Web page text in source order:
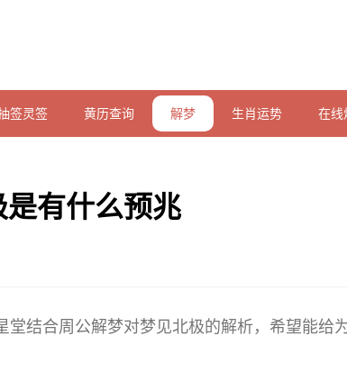
签灵签 黄历查询 解梦 生肖运势 在线
有什么预兆
结合周公解梦对梦见北极的解析，希望能给